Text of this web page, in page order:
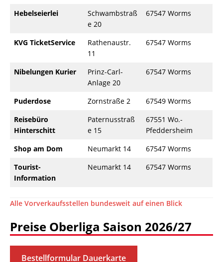
Hebelseierlei
Schwambstraß
e 20
67547 Worms
KVG TicketService
Rathenaustr.
11
67547 Worms
Nibelungen Kurier
Prinz-Carl-
Anlage 20
67547 Worms
Puderdose Zornstraße 2
67549 Worms
Reisebüro
Hinterschitt
Paternusstraß
e 15
67551 Wo.-
Pfeddersheim
Shop am Dom
Neumarkt 14
67547 Worms
Tourist-
Information
Neumarkt 14 67547 Worms
Alle Vorverkaufsstellen bundesweit auf einen Blick
Preise Oberliga Saison 2026/27
Bestellformular Dauerkarte